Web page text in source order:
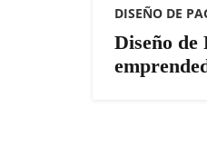
DISEÑO DE
Diseño de